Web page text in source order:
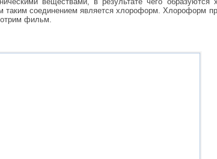
таким соединением является хлороформ. Хлороформ
фильм.